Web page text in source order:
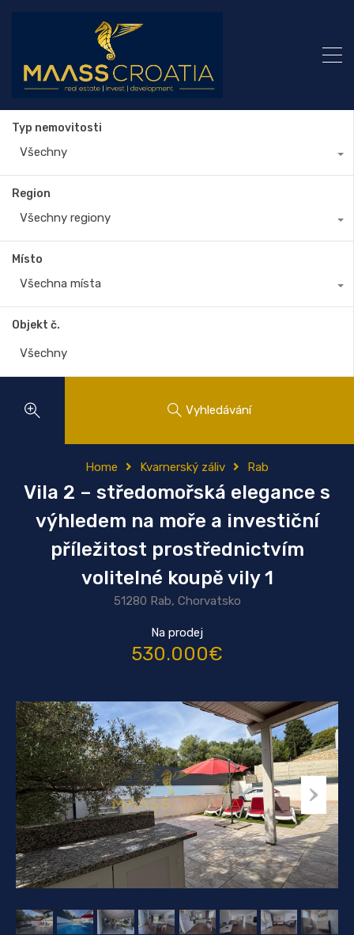
Typ nemovitosti
Všechny
Region
Všechny regiony
Místo
Všechna místa
Objekt č.
Vyhledávání
Home Kvarnerský záliv Rab
Vila 2 – středomořská elegance s
výhledem na moře a investiční
příležitost prostřednictvím
volitelné koupě vily 1
51280 Rab, Chorvatsko
Na prodej
530.000€